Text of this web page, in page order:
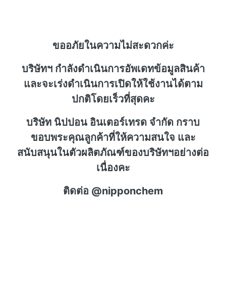
ขออภัยในความไม่สะดวกค่ะ
บริษัทฯ กำลังดำเนินการอัพเดทข้อมูลสินค้า
และจะเร่งดำเนินการเปิดให้ใช้งานได้ตาม
ปกติโดยเร็วที่สุดคะ
บริษัท นิปปอน อินเตอร์เทรด จำกัด กราบ
ขอบพระคุณลูกค้าที่ให้ความสนใจ และ
สนับสนุนในตัวผลิตภัณฑ์ของบริษัทฯอย่างต่อ
เนื่องคะ
ติดต่อ @nipponchem